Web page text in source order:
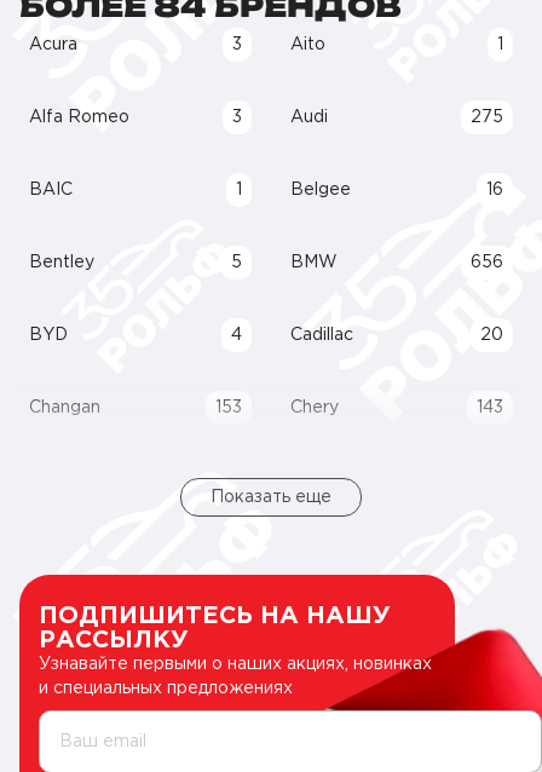
Acura 3 Aito
Alfa Romeo 3 Audi 275
BAIC Belgee 16
Bentley 5 BMW 656
BYD 4 Cadillac 20
Changan 153 Chery 143
Показать еще
ПОДПИШИТЕСЬ НА НАШУ
РАССЫЛКУ
Узнавайте первыми о наших акциях, новинках
и специальных предложениях
Ваш email